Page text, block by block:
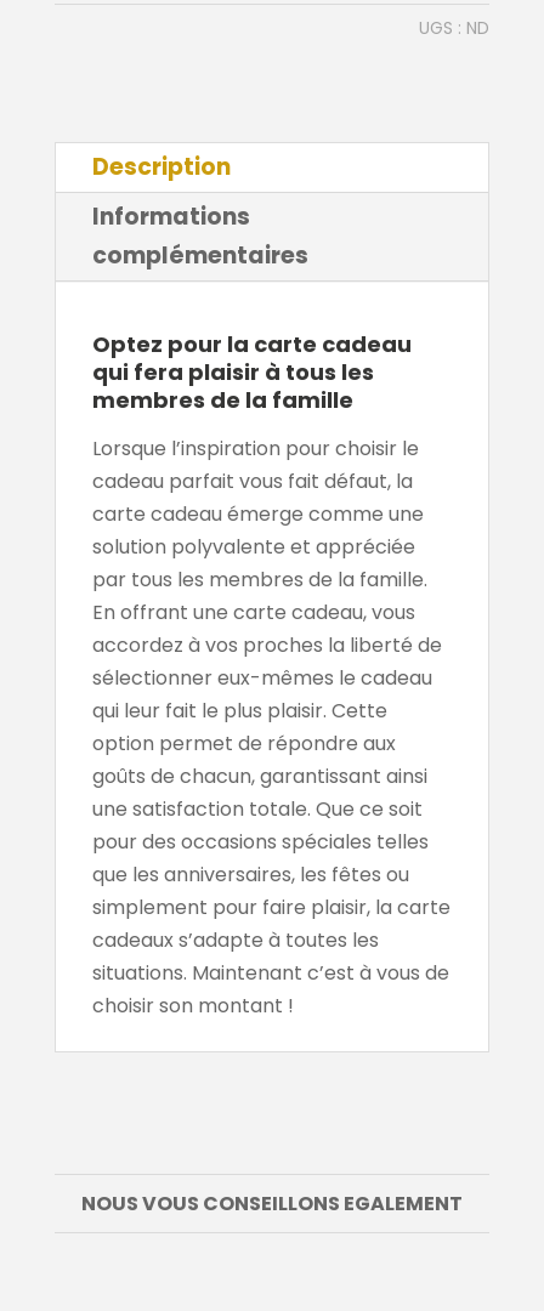
UGS : ND
Description
Informations
complémentaires
Optez pour la carte cadeau
qui fera plaisir à tous les
membres de la famille
Lorsque l’inspiration pour choisir le
cadeau parfait vous fait défaut, la
carte cadeau émerge comme une
solution polyvalente et appréciée
par tous les membres de la famille.
En offrant une carte cadeau, vous
accordez à vos proches la liberté de
sélectionner eux-mêmes le cadeau
qui leur fait le plus plaisir. Cette
option permet de répondre aux
goûts de chacun, garantissant ainsi
une satisfaction totale. Que ce soit
pour des occasions spéciales telles
que les anniversaires, les fêtes ou
simplement pour faire plaisir, la carte
cadeaux s’adapte à toutes les
situations. Maintenant c’est à vous de
choisir son montant !
NOUS VOUS CONSEILLONS EGALEMENT